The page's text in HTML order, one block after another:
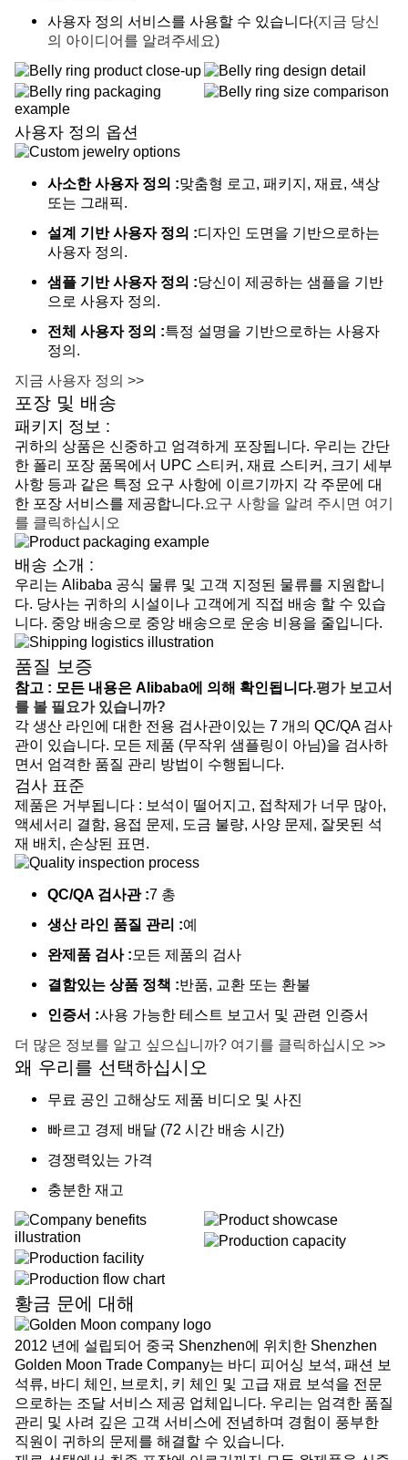
사용자 정의 서비스를 사용할 수 있습니다(지금 당신
의 아이디어를 알려주세요)
사용자 정의 옵션
사소한 사용자 정의 :맞춤형 로고, 패키지, 재료, 색상
또는 그래픽.
설계 기반 사용자 정의 :디자인 도면을 기반으로하는
사용자 정의.
샘플 기반 사용자 정의 :당신이 제공하는 샘플을 기반
으로 사용자 정의.
전체 사용자 정의 :특정 설명을 기반으로하는 사용자
정의.
지금 사용자 정의 >>
포장 및 배송
패키지 정보 :
귀하의 상품은 신중하고 엄격하게 포장됩니다. 우리는 간단
한 폴리 포장 품목에서 UPC 스티커, 재료 스티커, 크기 세부
사항 등과 같은 특정 요구 사항에 이르기까지 각 주문에 대
한 포장 서비스를 제공합니다.요구 사항을 알려 주시면 여기
를 클릭하십시오
배송 소개 :
우리는 Alibaba 공식 물류 및 고객 지정된 물류를 지원합니
다. 당사는 귀하의 시설이나 고객에게 직접 배송 할 수 있습
니다. 중앙 배송으로 중앙 배송으로 운송 비용을 줄입니다.
품질 보증
참고 : 모든 내용은 Alibaba에 의해 확인됩니다.평가 보고서
를 볼 필요가 있습니까?
각 생산 라인에 대한 전용 검사관이있는 7 개의 QC/QA 검사
관이 있습니다. 모든 제품 (무작위 샘플링이 아님)을 검사하
면서 엄격한 품질 관리 방법이 수행됩니다.
검사 표준
제품은 거부됩니다 : 보석이 떨어지고, 접착제가 너무 많아,
액세서리 결함, 용접 문제, 도금 불량, 사양 문제, 잘못된 석
재 배치, 손상된 표면.
QC/QA 검사관 :7 총
생산 라인 품질 관리 :예
완제품 검사 : 모든 제품의 검사
결함있는 상품 정책 :반품, 교환 또는 환불
인증서 :사용 가능한 테스트 보고서 및 관련 인증서
더 많은 정보를 알고 싶으십니까? 여기를 클릭하십시오 >>
왜 우리를 선택하십시오
무료 공인 고해상도 제품 비디오 및 사진
빠르고 경제 배달 (72 시간 배송 시간)
경쟁력있는 가격
충분한 재고
황금 문에 대해
2012 년에 설립되어 중국 Shenzhen에 위치한 Shenzhen
Golden Moon Trade Company는 바디 피어싱 보석, 패션 보
석류, 바디 체인, 브로치, 키 체인 및 고급 재료 보석을 전문
으로하는 조달 서비스 제공 업체입니다. 우리는 엄격한 품질
관리 및 사려 깊은 고객 서비스에 전념하며 경험이 풍부한
직원이 귀하의 문제를 해결할 수 있습니다.